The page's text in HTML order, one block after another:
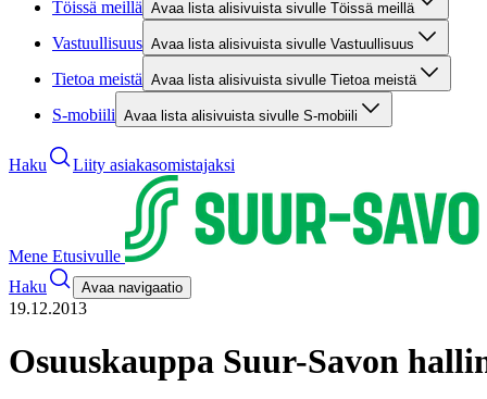
Töissä meillä Avaa lista alisivuista sivulle Töissä meillä
Vastuullisuus Avaa lista alisivuista sivulle Vastuullisuus
Tietoa meistä Avaa lista alisivuista sivulle Tietoa meistä
S-mobiili Avaa lista alisivuista sivulle S-mobiili
Haku Liity asiakasomistajaksi
Mene Etusivulle
Haku
Avaa navigaatio
19.12.2013
Osuuskauppa Suur-Savon